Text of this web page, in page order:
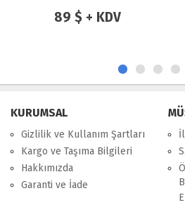
89 $ + KDV
KURUMSAL
Gizlilik ve Kullanım Şartları
Kargo ve Taşıma Bilgileri
Hakkımızda
Garanti ve İade